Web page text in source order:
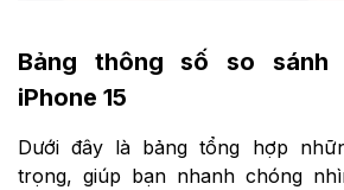
Bảng thông số so sánh
iPhone 15
Dưới đây là bảng tổng hợp
trọng, giúp bạn nhanh chóng